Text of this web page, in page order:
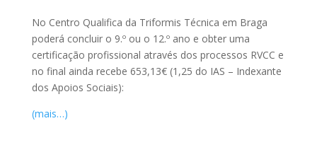
No Centro Qualifica da Triformis Técnica em Braga
poderá concluir o 9.º ou o 12.º ano e obter uma
certificação profissional através dos processos RVCC e
no final ainda recebe 653,13€ (1,25 do IAS – Indexante
dos Apoios Sociais):
(mais…)